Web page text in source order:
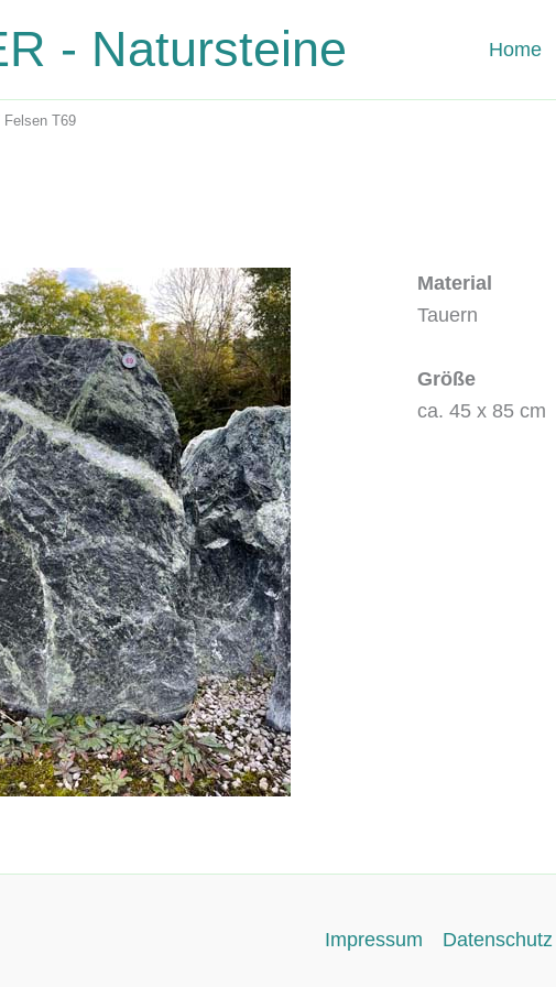
- Natursteine Home
Felsen T69
Material
Tauern
Größe
ca. 45 x 85 cm
Impressum Datenschutz